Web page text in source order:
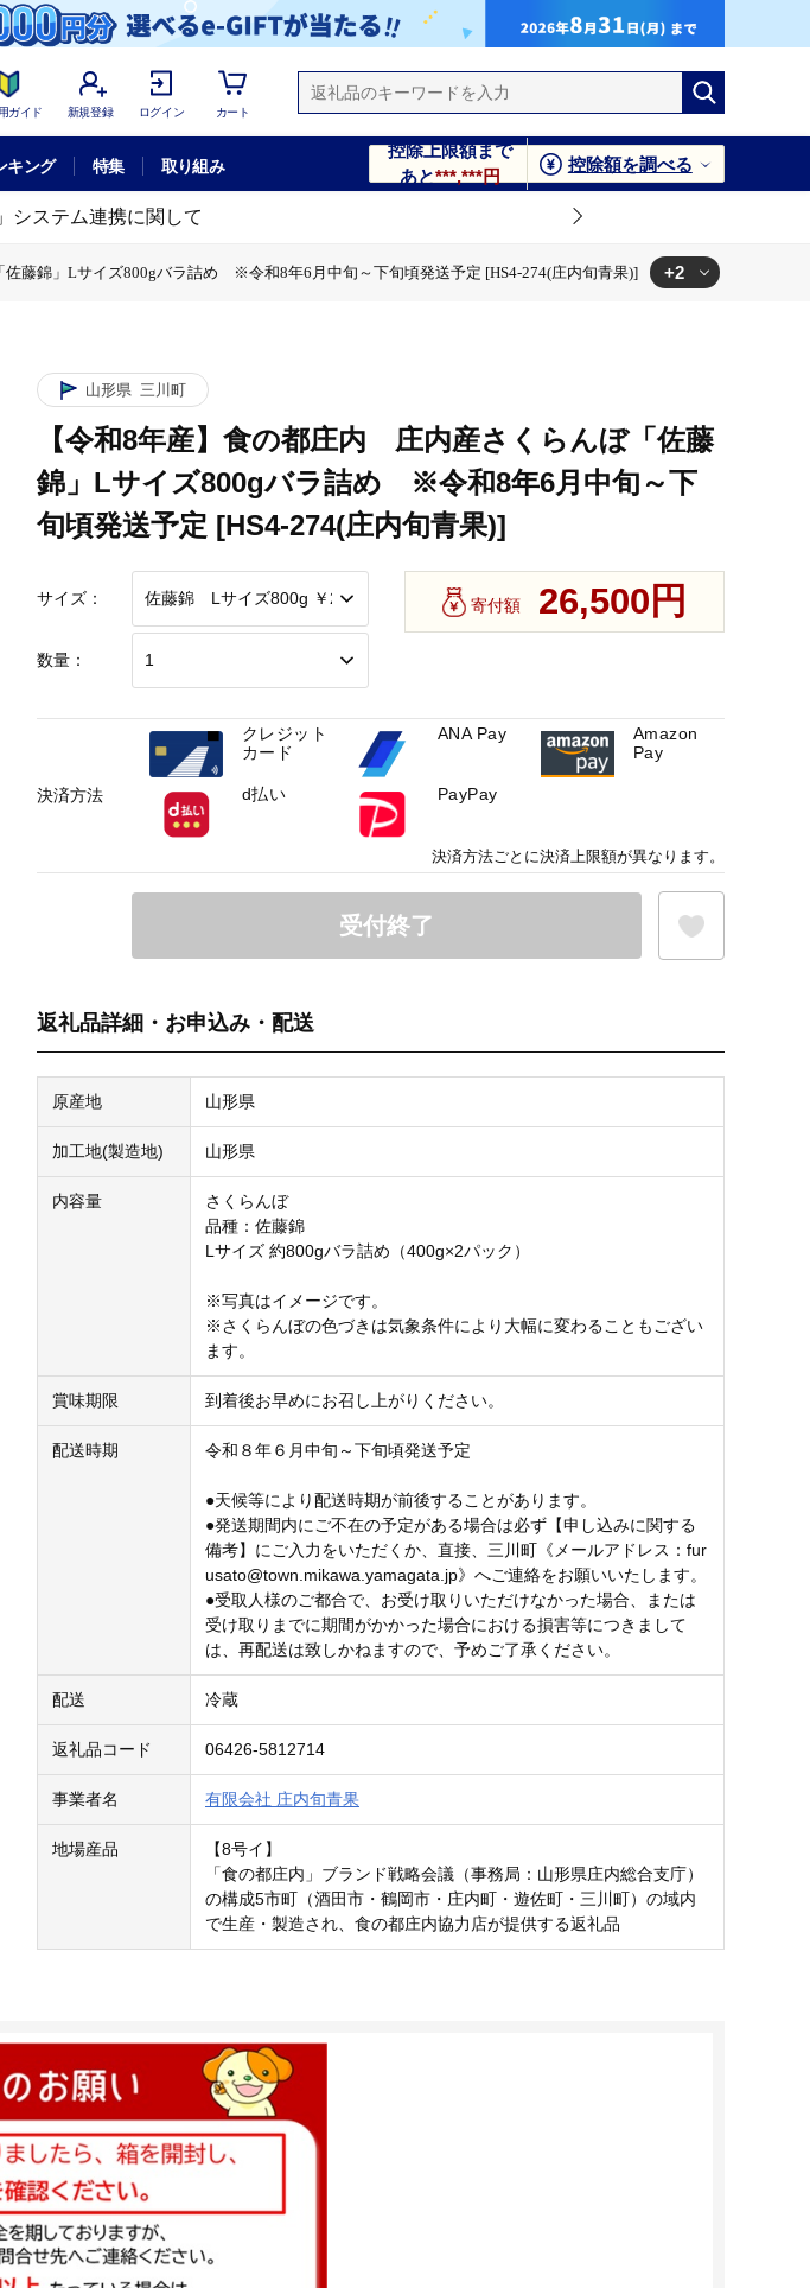
ガイド 新規登録 ログイン カート
キング 特集 取り組み
控除上限額まで
あと***,***円
控除額を調べる
システム連携に関して
藤錦」Lサイズ800gバラ詰め ※令和8年6月中旬～下旬頃発送予定 [HS4-274(庄内旬青果)] +2
山形県 三川町
【令和8年産】食の都庄内 庄内産さくらんぼ「佐藤
錦」Lサイズ800gバラ詰め ※令和8年6月中旬～下
旬頃発送予定 [HS4-274(庄内旬青果)]
サイズ：
数量：
寄付額 26,500円
受付終了
返礼品詳細・お申込み・配送
原産地 山形県
加工地(製造地) 山形県
内容量
さくらんぼ
品種：佐藤錦
Lサイズ 約800gバラ詰め（400g×2パック）
※写真はイメージです。
※さくらんぼの色づきは気象条件により大幅に変わることもござい
ます。
賞味期限 到着後お早めにお召し上がりください。
配送時期 令和８年６月中旬～下旬頃発送予定
●天候等により配送時期が前後することがあります。
●発送期間内にご不在の予定がある場合は必ず【申し込みに関する
備考】にご入力をいただくか、直接、三川町《メールアドレス：fur
usato@town.mikawa.yamagata.jp》へご連絡をお願いいたします。
●受取人様のご都合で、お受け取りいただけなかった場合、または
受け取りまでに期間がかかった場合における損害等につきまして
は、再配送は致しかねますので、予めご了承ください。
配送 冷蔵
返礼品コード 06426-5812714
事業者名 有限会社 庄内旬青果
地場産品
【8号イ】
「食の都庄内」ブランド戦略会議（事務局：山形県庄内総合支庁）
の構成5市町（酒田市・鶴岡市・庄内町・遊佐町・三川町）の域内
で生産・製造され、食の都庄内協力店が提供する返礼品
決済方法
クレジット
カード
ANA Pay
Amazon
Pay
d払い PayPay
決済方法ごとに決済上限額が異なります。